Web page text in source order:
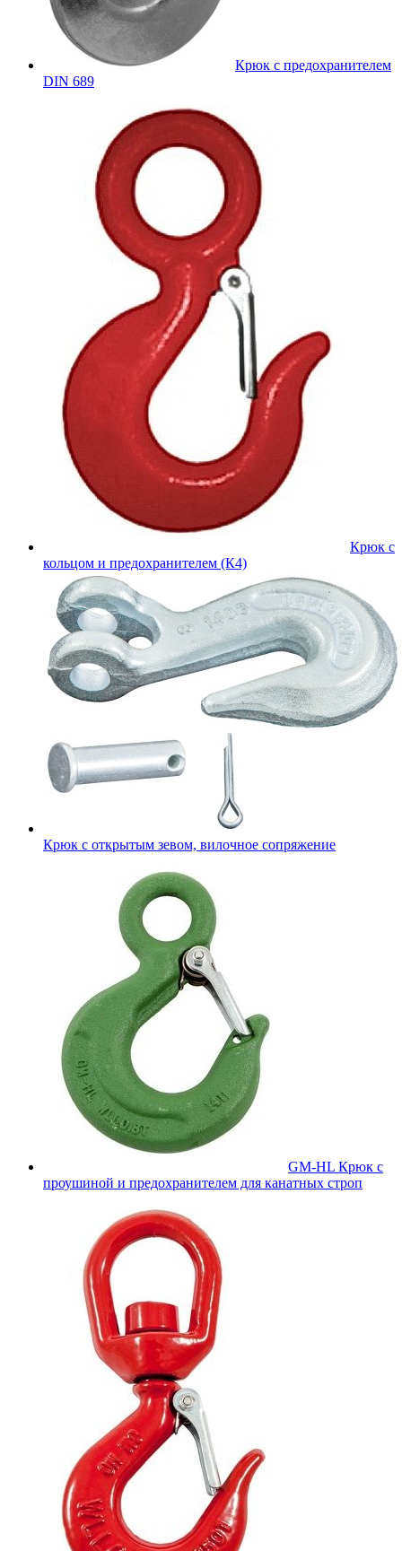
Крюк с предохранителем
DIN 689
Крюк с
кольцом и предохранителем (К4)
Крюк с открытым зевом, вилочное сопряжение
GM-HL Крюк с
проушиной и предохранителем для канатных строп